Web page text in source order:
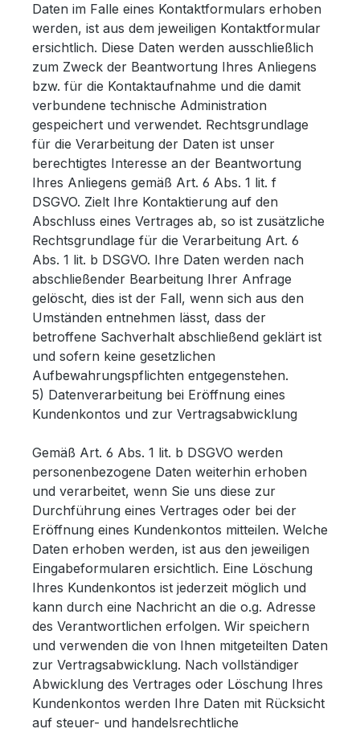
Daten im Falle eines Kontaktformulars erhoben
werden, ist aus dem jeweiligen Kontaktformular
ersichtlich. Diese Daten werden ausschließlich
zum Zweck der Beantwortung Ihres Anliegens
bzw. für die Kontaktaufnahme und die damit
verbundene technische Administration
gespeichert und verwendet. Rechtsgrundlage
für die Verarbeitung der Daten ist unser
berechtigtes Interesse an der Beantwortung
Ihres Anliegens gemäß Art. 6 Abs. 1 lit. f
DSGVO. Zielt Ihre Kontaktierung auf den
Abschluss eines Vertrages ab, so ist zusätzliche
Rechtsgrundlage für die Verarbeitung Art. 6
Abs. 1 lit. b DSGVO. Ihre Daten werden nach
abschließender Bearbeitung Ihrer Anfrage
gelöscht, dies ist der Fall, wenn sich aus den
Umständen entnehmen lässt, dass der
betroffene Sachverhalt abschließend geklärt ist
und sofern keine gesetzlichen
Aufbewahrungspflichten entgegenstehen.
5) Datenverarbeitung bei Eröffnung eines
Kundenkontos und zur Vertragsabwicklung
Gemäß Art. 6 Abs. 1 lit. b DSGVO werden
personenbezogene Daten weiterhin erhoben
und verarbeitet, wenn Sie uns diese zur
Durchführung eines Vertrages oder bei der
Eröffnung eines Kundenkontos mitteilen. Welche
Daten erhoben werden, ist aus den jeweiligen
Eingabeformularen ersichtlich. Eine Löschung
Ihres Kundenkontos ist jederzeit möglich und
kann durch eine Nachricht an die o.g. Adresse
des Verantwortlichen erfolgen. Wir speichern
und verwenden die von Ihnen mitgeteilten Daten
zur Vertragsabwicklung. Nach vollständiger
Abwicklung des Vertrages oder Löschung Ihres
Kundenkontos werden Ihre Daten mit Rücksicht
auf steuer- und handelsrechtliche